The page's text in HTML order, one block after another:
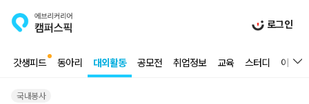
로그인
갓생피드 동아리 대외활동 공모전 취업정보 교육 스터디 이벤트
국내봉사